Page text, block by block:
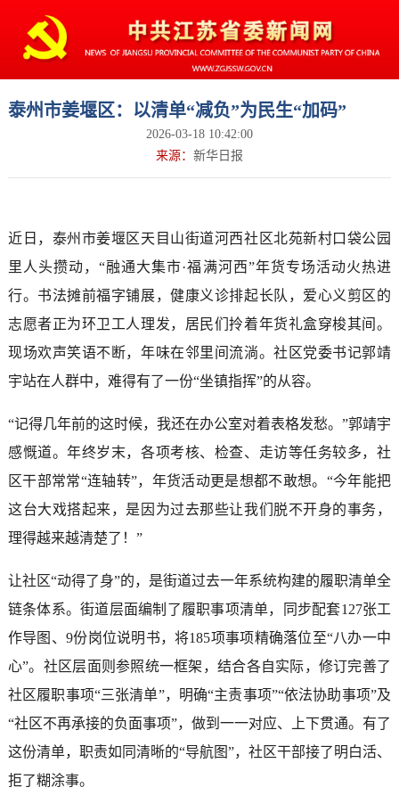
泰州市姜堰区：以清单“减负”为民生“加码”
2026-03-18 10:42:00
来源： 新华日报
近日，泰州市姜堰区天目山街道河西社区北苑新村口袋公园
里人头攒动，“融通大集市·福满河西”年货专场活动火热进
行。书法摊前福字铺展，健康义诊排起长队，爱心义剪区的
志愿者正为环卫工人理发，居民们拎着年货礼盒穿梭其间。
现场欢声笑语不断，年味在邻里间流淌。社区党委书记郭靖
宇站在人群中，难得有了一份“坐镇指挥”的从容。
“记得几年前的这时候，我还在办公室对着表格发愁。”郭靖宇
感慨道。年终岁末，各项考核、检查、走访等任务较多，社
区干部常常“连轴转”，年货活动更是想都不敢想。“今年能把
这台大戏搭起来，是因为过去那些让我们脱不开身的事务，
理得越来越清楚了！”
让社区“动得了身”的，是街道过去一年系统构建的履职清单全
链条体系。街道层面编制了履职事项清单，同步配套127张工
作导图、9份岗位说明书，将185项事项精确落位至“八办一中
心”。社区层面则参照统一框架，结合各自实际，修订完善了
社区履职事项“三张清单”，明确“主责事项”“依法协助事项”及
“社区不再承接的负面事项”，做到一一对应、上下贯通。有了
这份清单，职责如同清晰的“导航图”，社区干部接了明白活、
拒了糊涂事。